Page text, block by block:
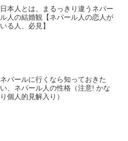
日本人とは、まるっきり違うネパー
ル人の結婚観【ネパール人の恋人が
いる人、必見】
ネパールに行くなら知っておきた
い、ネパール人の性格（注意! かな
り個人的見解入り）